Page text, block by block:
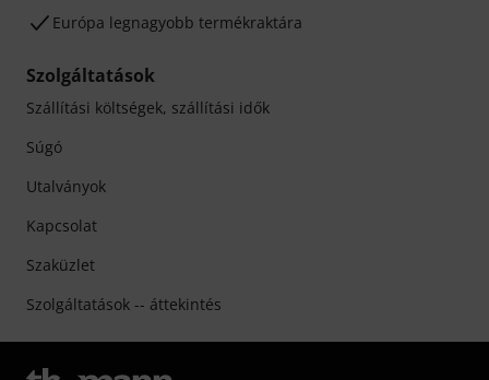
Európa legnagyobb termékraktára
Szolgáltatások
Szállítási költségek, szállítási idők
Súgó
Utalványok
Kapcsolat
Szaküzlet
Szolgáltatások -- áttekintés